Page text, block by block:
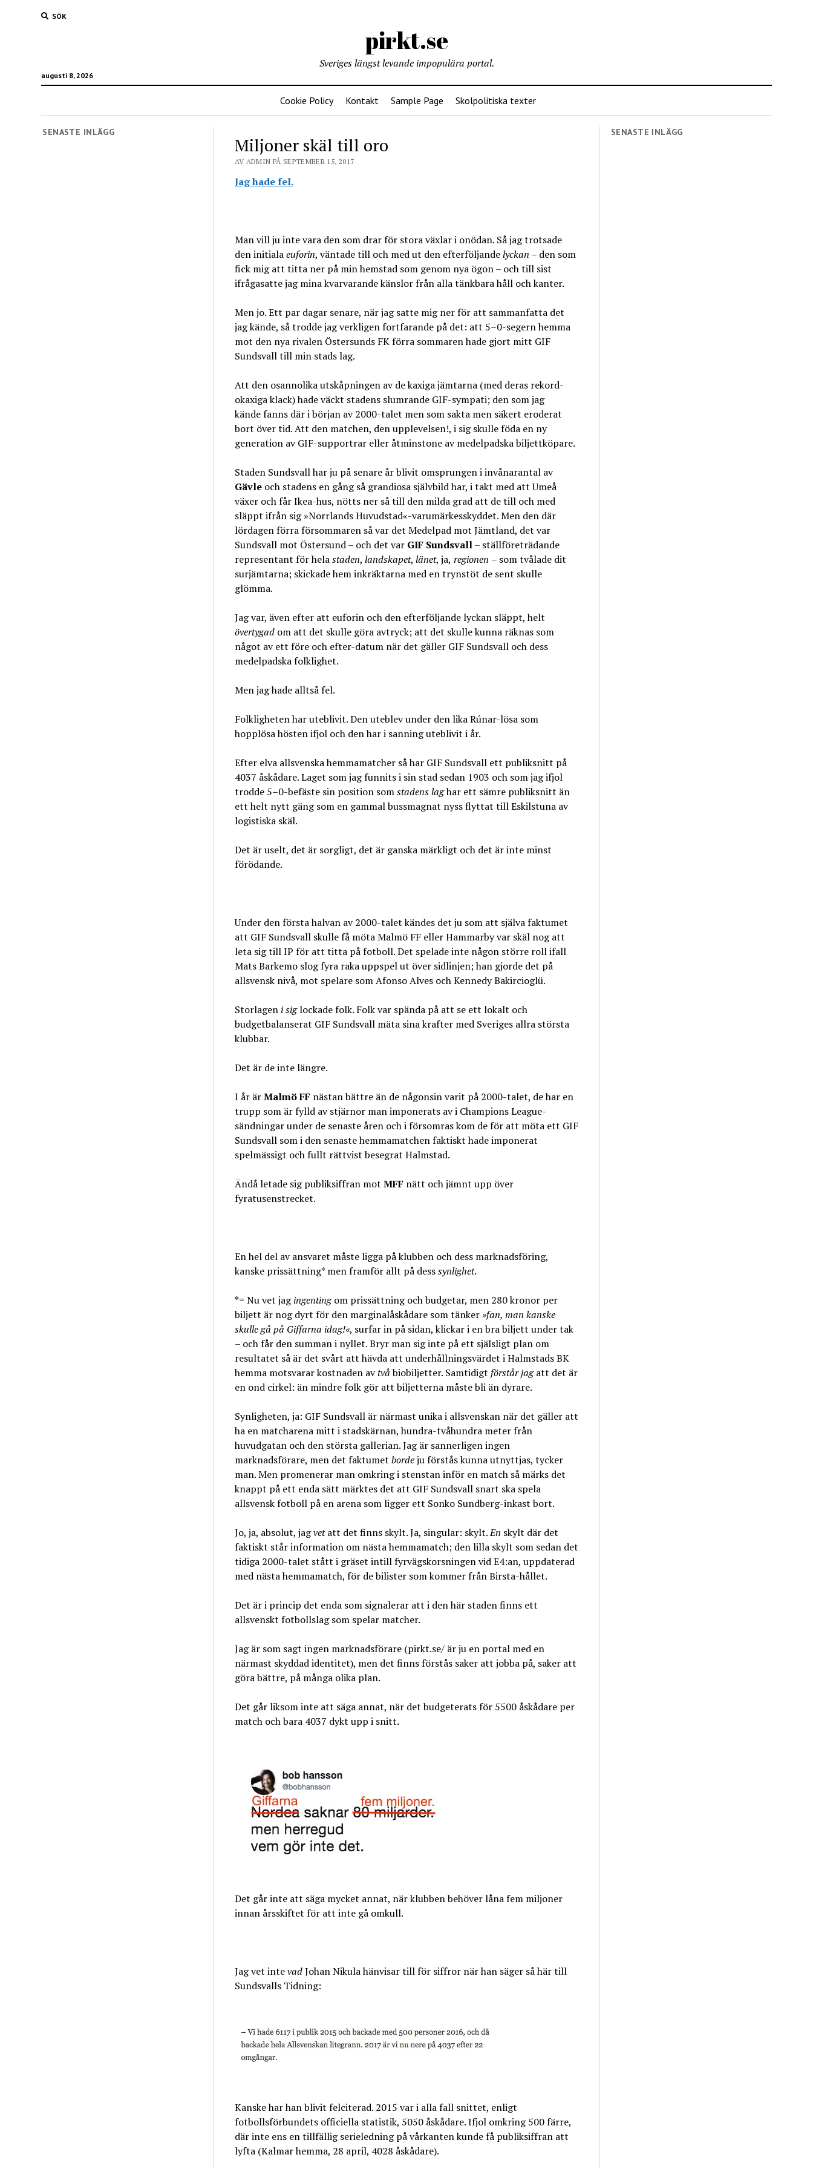
SÖK
pirkt.se
augusti 8, 2026
Sveriges längst levande impopulära portal.
Cookie Policy Kontakt Sample Page Skolpolitiska texter
SENASTE INLÄGG
Miljoner skäl till oro
AV ADMIN PÅ SEPTEMBER 15, 2017
Jag hade fel.
Man vill ju inte vara den som drar för stora växlar i onödan. Så jag trotsade
den initialaeuforin, väntade till och med ut den efterföljandelyckan – den som
fick mig att titta ner på min hemstad som genom nya ögon – och till sist
ifrågasatte jag mina kvarvarande känslor från alla tänkbara håll och kanter.
Men jo. Ett par dagar senare, när jag satte mig ner för att sammanfatta det
jag kände, så trodde jag verkligen fortfarande på det: att 5–0-segern hemma
mot den nya rivalen Östersunds FK förra sommaren hade gjort mitt GIF
Sundsvall till min stads lag.
Att den osannolika utskåpningen av de kaxiga jämtarna (med deras rekord-
okaxiga klack) hade väckt stadens slumrande GIF-sympati; den som jag
kände fanns där i början av 2000-talet men som sakta men säkert eroderat
bort över tid. Att den matchen, den upplevelsen!, i sig skulle föda en ny
generation av GIF-supportrar eller åtminstone av medelpadska biljettköpare.
Staden Sundsvall har ju på senare år blivit omsprungen i invånarantal av
Gävleoch stadens en gång så grandiosa självbild har, i takt med att Umeå
växer och får Ikea-hus, nötts ner så till den milda grad att de till och med
släppt ifrån sig »Norrlands Huvudstad«-varumärkesskyddet. Men den där
lördagen förra försommaren så var det Medelpad mot Jämtland, det var
Sundsvall mot Östersund – och det var GIF Sundsvall– ställföreträdande
representant för helastaden, landskapet, länet, ja, regionen – som tvålade dit
surjämtarna; skickade hem inkräktarna med en trynstöt de sent skulle
glömma.
Jag var, även efter att euforin och den efterföljande lyckan släppt, helt
övertygadom att det skulle göra avtryck; att det skulle kunna räknas som
något av ett före och efter-datum när det gäller GIF Sundsvall och dess
medelpadska folklighet.
Men jag hade alltså fel.
Folkligheten har uteblivit. Den uteblev under den lika Rúnar-lösa som
hopplösa hösten ifjol och den har i sanning uteblivit i år.
Efter elva allsvenska hemmamatcher så har GIF Sundsvall ett publiksnitt på
4037 åskådare. Laget som jag funnits i sin stad sedan 1903 och som jag ifjol
trodde 5–0-befäste sin position somstadens laghar ett sämre publiksnitt än
ett helt nytt gäng som en gammal bussmagnat nyss flyttat till Eskilstuna av
logistiska skäl.
Det är uselt, det är sorgligt, det är ganska märkligt och det är inte minst
förödande.
Under den första halvan av 2000-talet kändes det ju som att själva faktumet
att GIF Sundsvall skulle få möta Malmö FF eller Hammarby var skäl nog att
leta sig till IP för att titta på fotboll. Det spelade inte någon större roll ifall
Mats Barkemo slog fyra raka uppspel ut över sidlinjen; han gjorde det på
allsvensk nivå, mot spelare som Afonso Alves och Kennedy Bakircioglü.
Storlageni siglockade folk. Folk var spända på att se ett lokalt och
budgetbalanserat GIF Sundsvall mäta sina krafter med Sveriges allra största
klubbar.
Det är de inte längre.
I år ärMalmö FFnästan bättre än de någonsin varit på 2000-talet, de har en
trupp som är fylld av stjärnor man imponerats av i Champions League-
sändningar under de senaste åren och i försomras kom de för att möta ett GIF
Sundsvall som i den senaste hemmamatchen faktiskt hade imponerat
spelmässigt och fullt rättvist besegrat Halmstad.
Ändå letade sig publiksiffran mot MFFnätt och jämnt upp över
fyratusenstrecket.
En hel del av ansvaret måste ligga på klubben och dess marknadsföring,
kanske prissättning* men framför allt på desssynlighet.
*= Nu vet jagingentingom prissättning och budgetar, men 280 kronor per
biljett är nog dyrt för den marginalåskådare som tänker»fan, man kanske
skulle gå på Giffarna idag!«, surfar in på sidan, klickar i en bra biljett under tak
– och får den summan i nyllet. Bryr man sig inte på ett själsligt plan om
resultatet så är det svårt att hävda att underhållningsvärdet i Halmstads BK
hemma motsvarar kostnaden avtvåbiobiljetter. Samtidigt förstår jagatt det är
en ond cirkel: än mindre folk gör att biljetterna måste bli än dyrare.
Synligheten, ja: GIF Sundsvall är närmast unika i allsvenskan när det gäller att
ha en matcharena mitt i stadskärnan, hundra-tvåhundra meter från
huvudgatan och den största gallerian. Jag är sannerligen ingen
marknadsförare, men det faktumet bordeju förstås kunna utnyttjas, tycker
man. Men promenerar man omkring i stenstan inför en match så märks det
knappt på ett enda sätt märktes det att GIF Sundsvall snart ska spela
allsvensk fotboll på en arena som ligger ett Sonko Sundberg-inkast bort.
Jo, ja, absolut, jagvetatt det finns skylt. Ja, singular: skylt.En skylt där det
faktiskt står information om nästa hemmamatch; den lilla skylt som sedan det
tidiga 2000-talet stått i gräset intill fyrvägskorsningen vid E4:an, uppdaterad
med nästa hemmamatch, för de bilister som kommer från Birsta-hållet.
Det är i princip det enda som signalerar att i den här staden finns ett
allsvenskt fotbollslag som spelar matcher.
Jag är som sagt ingen marknadsförare (pirkt.se/ är ju en portal med en
närmast skyddad identitet), men det finns förstås saker att jobba på, saker att
göra bättre, på många olika plan.
Det går liksom inte att säga annat, när det budgeterats för 5500 åskådare per
match och bara 4037 dykt upp i snitt.
Det går inte att säga mycket annat, när klubben behöver låna fem miljoner
innan årsskiftet för att inte gå omkull.
Jag vet intevadJohan Nikula hänvisar till för siffror när han säger så här till
Sundsvalls Tidning:
Kanske har han blivit felciterad. 2015 var i alla fall snittet, enligt
fotbollsförbundets officiella statistik, 5050 åskådare. Ifjol omkring 500 färre,
där inte ens en tillfällig serieledning på vårkanten kunde få publiksiffran att
lyfta (Kalmar hemma, 28 april, 4028 åskådare).
SENASTE INLÄGG